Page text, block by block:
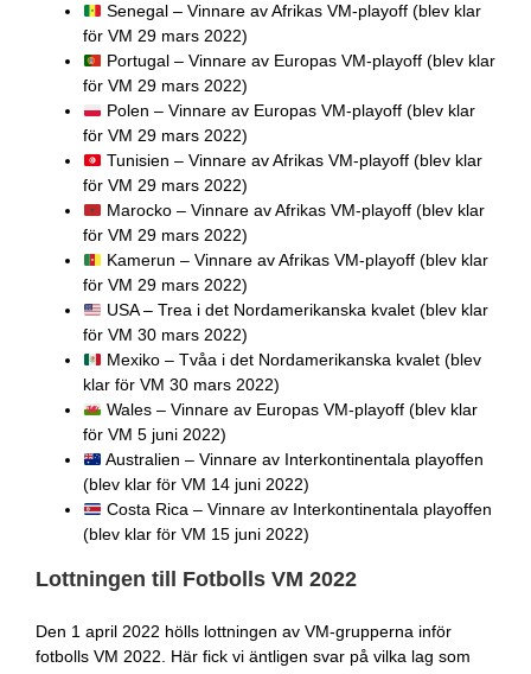
Senegal – Vinnare av Afrikas VM-playoff (blev klar
för VM 29 mars 2022)
Portugal – Vinnare av Europas VM-playoff (blev klar
för VM 29 mars 2022)
Polen – Vinnare av Europas VM-playoff (blev klar
för VM 29 mars 2022)
Tunisien – Vinnare av Afrikas VM-playoff (blev klar
för VM 29 mars 2022)
Marocko – Vinnare av Afrikas VM-playoff (blev klar
för VM 29 mars 2022)
Kamerun – Vinnare av Afrikas VM-playoff (blev klar
för VM 29 mars 2022)
USA – Trea i det Nordamerikanska kvalet (blev klar
för VM 30 mars 2022)
Mexiko – Tvåa i det Nordamerikanska kvalet (blev
klar för VM 30 mars 2022)
Wales – Vinnare av Europas VM-playoff (blev klar
för VM 5 juni 2022)
Australien – Vinnare av Interkontinentala playoffen
(blev klar för VM 14 juni 2022)
Costa Rica – Vinnare av Interkontinentala playoffen
(blev klar för VM 15 juni 2022)
Lottningen till Fotbolls VM 2022
Den 1 april 2022 hölls lottningen av VM-grupperna inför
fotbolls VM 2022. Här fick vi äntligen svar på vilka lag som